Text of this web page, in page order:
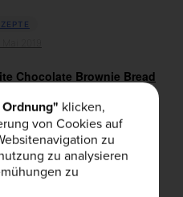
Chocolate Brownie Bread
Mai 2019
klicken,
von Cookies auf
zu
zu analysieren
zu